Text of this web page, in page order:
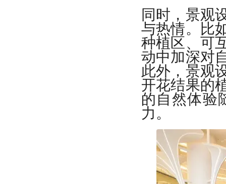
同时，景观
与热情。比
种植区、可
动中加深对
此外，景观
开花结果的
的自然体验
力。